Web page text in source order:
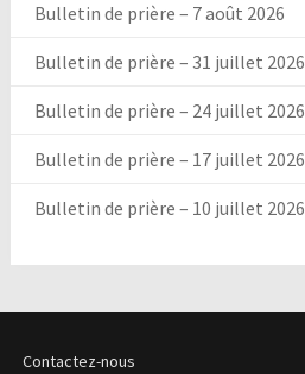
Bulletin de prière – 7 août 2026
Bulletin de prière – 31 juillet 2026
Bulletin de prière – 24 juillet 2026
Bulletin de prière – 17 juillet 2026
Bulletin de prière – 10 juillet 2026
Contactez-nous